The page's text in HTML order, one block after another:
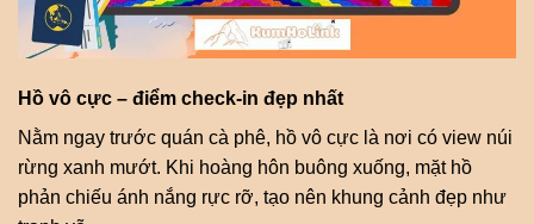
Hồ vô cực – điểm check-in đẹp nhất
Nằm ngay trước quán cà phê, hồ vô cực là nơi có view núi
rừng xanh mướt. Khi hoàng hôn buông xuống, mặt hồ
phản chiếu ánh nắng rực rỡ, tạo nên khung cảnh đẹp như